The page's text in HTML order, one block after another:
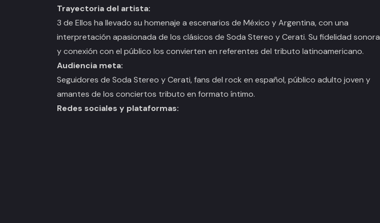
Trayectoria del artista:
3 de Ellos ha llevado su homenaje a escenarios de México y Argentina, con una
interpretación apasionada de los clásicos de Soda Stereo y Cerati. Su fidelidad sonora
y conexión con el público los convierten en referentes del tributo latinoamericano.
Audiencia meta:
Seguidores de Soda Stereo y Cerati, fans del rock en español, público adulto joven y
amantes de los conciertos tributo en formato íntimo.
Redes sociales y plataformas: